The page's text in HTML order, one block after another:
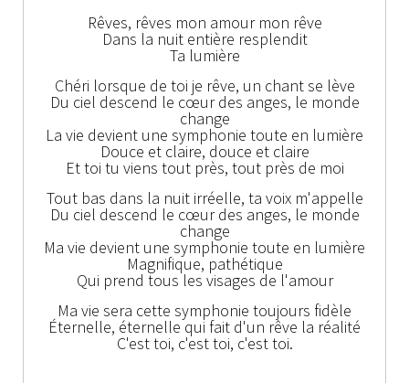
Rêves, rêves mon amour mon rêve
Dans la nuit entière resplendit
Ta lumière
Chéri lorsque de toi je rêve, un chant se lève
Du ciel descend le cœur des anges, le monde
change
La vie devient une symphonie toute en lumière
Douce et claire, douce et claire
Et toi tu viens tout près, tout près de moi
Tout bas dans la nuit irréelle, ta voix m'appelle
Du ciel descend le cœur des anges, le monde
change
Ma vie devient une symphonie toute en lumière
Magnifique, pathétique
Qui prend tous les visages de l'amour
Ma vie sera cette symphonie toujours fidèle
Éternelle, éternelle qui fait d'un rêve la réalité
C'est toi, c'est toi, c'est toi.